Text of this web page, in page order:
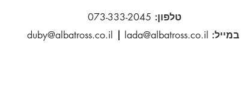
טלפון:
במייל:
duby@albatross.co.il | lada@albatross.co.il